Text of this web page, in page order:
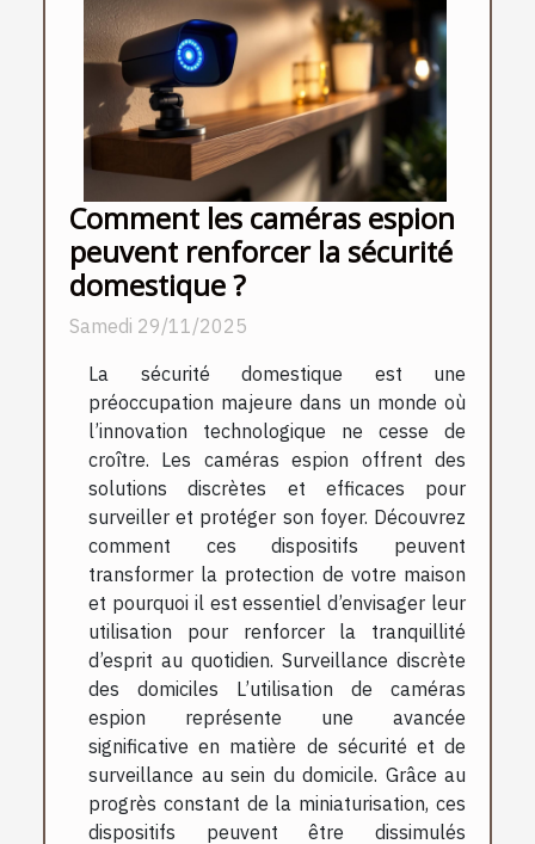
Comment les caméras espion
peuvent renforcer la sécurité
domestique ?
Samedi 29/11/2025
La sécurité domestique est une
préoccupation majeure dans un monde où
l’innovation technologique ne cesse de
croître. Les caméras espion offrent des
solutions discrètes et efficaces pour
surveiller et protéger son foyer. Découvrez
comment ces dispositifs peuvent
transformer la protection de votre maison
et pourquoi il est essentiel d’envisager leur
utilisation pour renforcer la tranquillité
d’esprit au quotidien. Surveillance discrète
des domiciles L’utilisation de caméras
espion représente une avancée
significative en matière de sécurité et de
surveillance au sein du domicile. Grâce au
progrès constant de la miniaturisation, ces
dispositifs peuvent être dissimulés